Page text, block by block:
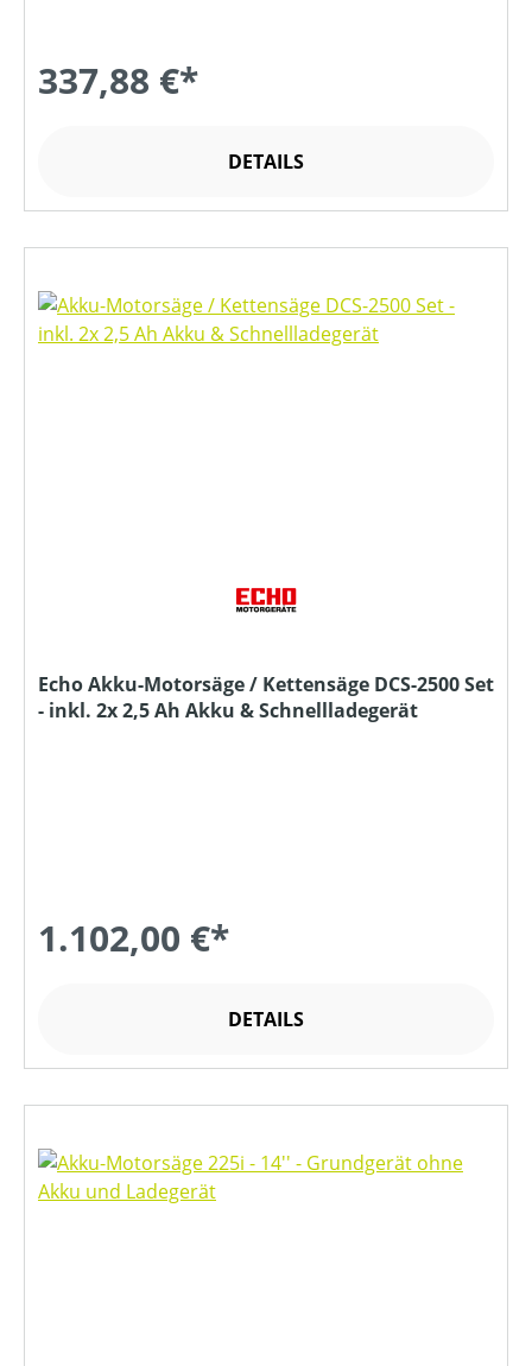
337,88 €*
DETAILS
Echo Akku-Motorsäge / Kettensäge DCS-2500 Set
- inkl. 2x 2,5 Ah Akku & Schnellladegerät
1.102,00 €*
DETAILS